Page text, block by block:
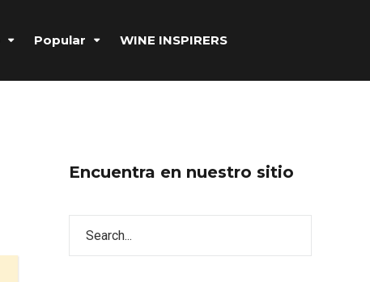
Popular WINE INSPIRERS
Encuentra en nuestro sitio